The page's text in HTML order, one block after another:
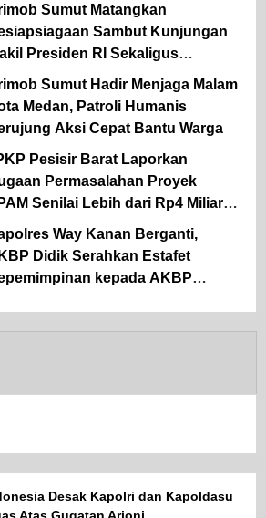
Sumut Matangkan
Sambut Kunjungan
Presiden RI Sekaligus
Personel Hadapi Ancaman
Sumut Hadir Menjaga Malam
Medan, Patroli Humanis
Aksi Cepat Bantu Warga
Pesisir Barat Laporkan
Permasalahan Proyek
Senilai Lebih dari Rp4 Miliar
Kejati Lampung
Way Kanan Berganti,
Didik Serahkan Estafet
kepada AKBP
Desak Kapolri dan Kapoldasu